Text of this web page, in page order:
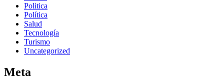
Politica
Política
Salud
Tecnología
Turismo
Uncategorized
Meta